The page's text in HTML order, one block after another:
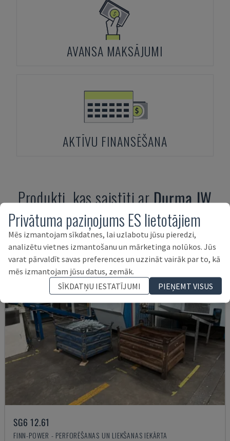
AVANSA MAKSĀJUMI
AKTĪVU FINANSĒŠANA
Produkti, kas saistīti arDurmaIW
80/150 BTD
SG6 12.61
FINN-POWER - PERFORĒŠANAS UN LIEKŠANAS IEKĀRTA
Privātuma paziņojums ES lietotājiem
Mēs izmantojam sīkdatnes, lai uzlabotu jūsu pieredzi,
analizētu vietnes izmantošanu un mārketinga nolūkos. Jūs
varat pārvaldīt savas preferences un uzzināt vairāk par to, kā
mēs izmantojam jūsu datus, zemāk.
SĪKDATŅU IESTATĪJUMI
PIEŅEMT VISUS